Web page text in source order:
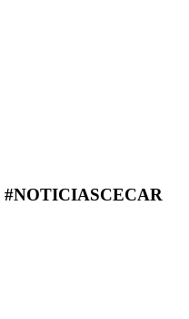
#NOTICIASCECAR